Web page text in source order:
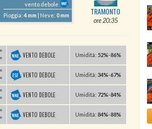
vento debole
Pioggia:4 mm | Neve:0 mm TRAMONTO
ore 20:35
VENTO DEBOLE Umidità: 52%-86%
VENTO DEBOLE Umidità: 34%-67%
VENTO DEBOLE Umidità: 72%-84%
VENTO DEBOLE Umidità: 84%-88%